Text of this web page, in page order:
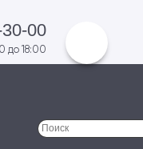
00
до 18:00
Форма
Поиск